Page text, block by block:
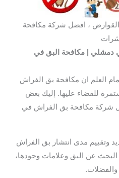
، افضل شركة مكافحة
دمشلي
| مكافحة البق في
العلم ان مكافحة بق الفراش
للقضاء عليها. إليك بعض
شركة مكافحة بق الفراش في
وتقييم مدى انتشار بق الفراش
عن البق وعلامات وجودها،
والفضلات.